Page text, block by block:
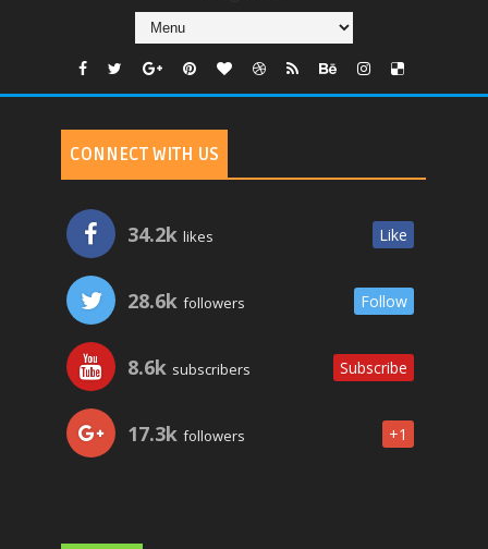
CONNECT WITH US
34.2k likes Like
28.6k followers Follow
8.6k subscribers Subscribe
17.3k followers +1